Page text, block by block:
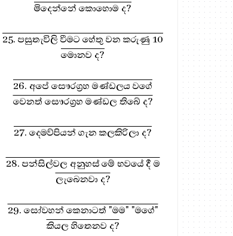
මිදෙන්නේ කොහොම ද?
25. පසුතැවිලි වීමට හේතු වන කරුණු 10
මොනව ද?
26. අපේ සෞරග්‍රහ මණ්ඩලය වගේ
වෙනත් සෞරග්‍රහ මණ්ඩල තිබේ ද?
27. දෙමව්පියන් ගැන කලකිරිලා ද?
28. පන්සිල්වල අනුහස් මේ භවයේ දී ම
ලැබෙනවා ද?
29. සෝවහන් කෙනාටත් "මම" "මගේ"
කියල හිතෙනව ද?